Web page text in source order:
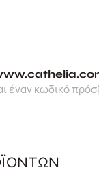
έναν κωδικό